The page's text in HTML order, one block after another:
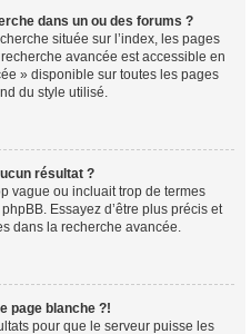
dans un ou des forums ?
située sur l’index, les pages
avancée est accessible en
» disponible sur toutes les pages
du style utilisé.
résultat ?
vague ou incluait trop de termes
Essayez d’être plus précis et
dans la recherche avancée.
page blanche ?!
pour que le serveur puisse les